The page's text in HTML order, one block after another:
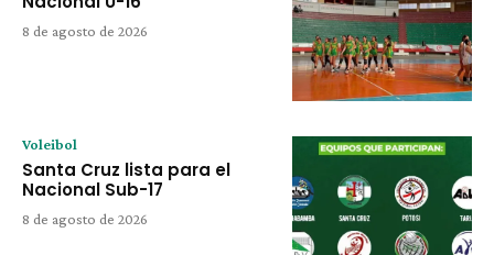
8 de agosto de 2026
Voleibol
Santa Cruz lista para el
Nacional Sub-17
8 de agosto de 2026